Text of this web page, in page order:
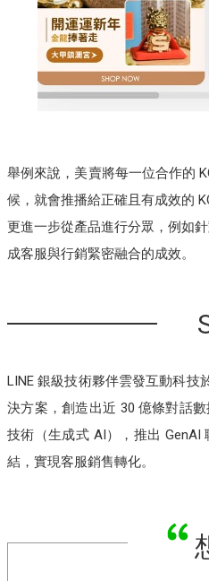
舉例來說，美賣將每一位合作的
候，就會推播給正確且有成效的
更進一步從產品進行分眾，例如
成客服與行銷緊密融合的成效。
LINE 銀級技術夥伴雲發互動科技
決方案，創造出近 30 億條對話
技術（生成式 AI），推出 GenAI
結，實現客服銷售轉化。